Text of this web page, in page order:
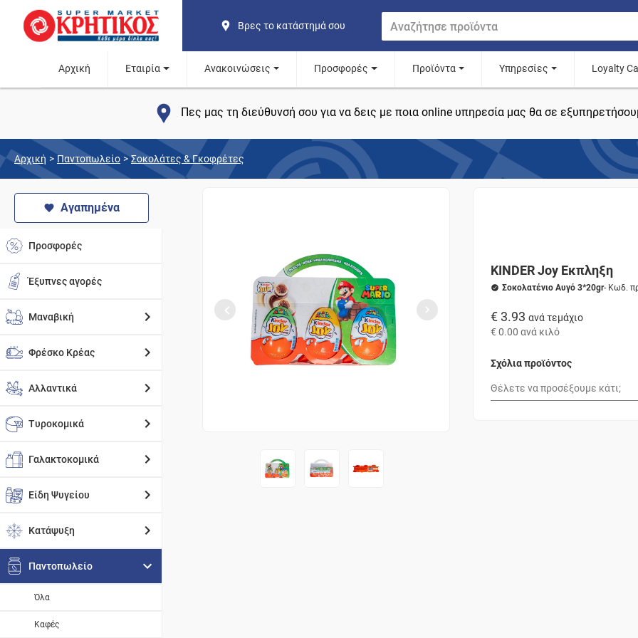
Βρες το κατάστημά σου
Αρχική Εταιρία Ανακοινώσεις Προσφορές Προϊόντα Υπηρεσίες Loyalty
Πες μας τη διεύθυνσή σου για να δεις με ποια online υπηρεσία μας θα σε
Αρχική > Παντοπωλείο > Σοκολάτες & Γκοφρέτες
Αγαπημένα
Προσφορές
Έξυπνες αγορές
Μαναβική
Φρέσκο Κρέας
Αλλαντικά
Τυροκομικά
Γαλακτοκομικά
Είδη Ψυγείου
Κατάψυξη
Παντοπωλείο
Όλα
Καφές
KINDER Joy Εκπληξη
Σοκολατένιο Αυγό 3*20gr- Κωδ.
€ 3.93 ανά τεμάχιο
€ 0.00 ανά κιλό
Σχόλια προϊόντος